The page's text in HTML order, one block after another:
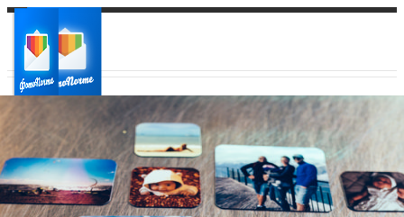
Ваш город:
Ваш регион доставки